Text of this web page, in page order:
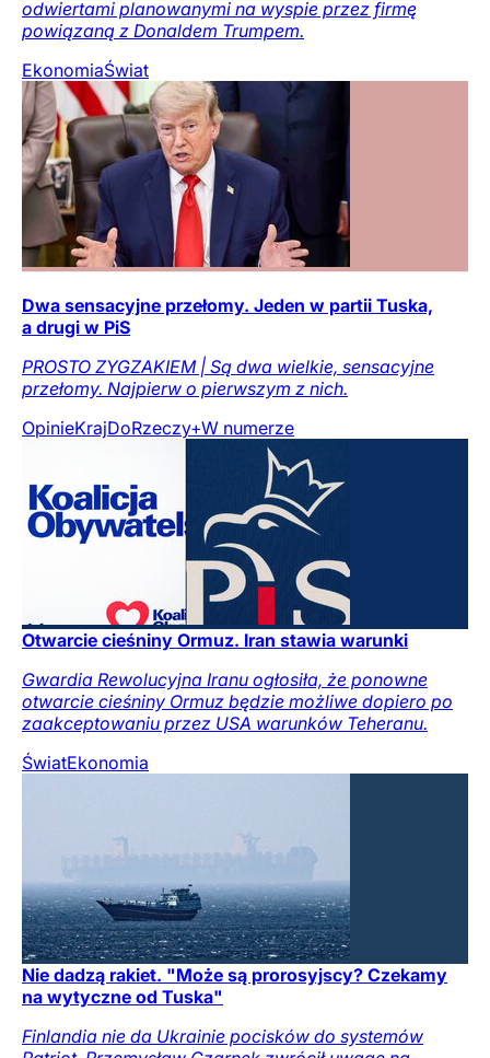
odwiertami planowanymi na wyspie przez firmę
powiązaną z Donaldem Trumpem.
EkonomiaŚwiat
Dwa sensacyjne przełomy. Jeden w partii Tuska,
a drugi w PiS
PROSTO ZYGZAKIEM | Są dwa wielkie, sensacyjne
przełomy. Najpierw o pierwszym z nich.
OpinieKrajDoRzeczy+W numerze
Otwarcie cieśniny Ormuz. Iran stawia warunki
Gwardia Rewolucyjna Iranu ogłosiła, że ponowne
otwarcie cieśniny Ormuz będzie możliwe dopiero po
zaakceptowaniu przez USA warunków Teheranu.
ŚwiatEkonomia
Nie dadzą rakiet. "Może są prorosyjscy? Czekamy
na wytyczne od Tuska"
Finlandia nie da Ukrainie pocisków do systemów